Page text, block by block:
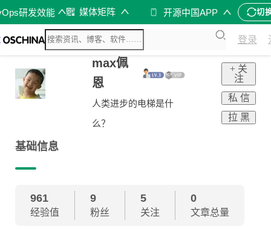
研发效能 媒体矩阵 开源中国APP 切
登录
max佩
恩
人类进步的电梯是什
么？
+ 关
注
私 信
拉 黑
基础信息
961
经验值
9
粉丝
5
关注
0
文章总量